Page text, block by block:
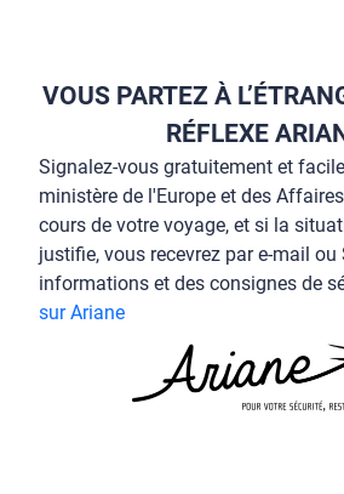
VOUS PARTEZ À
RÉFLEXE
Signalez-vous gratuitement et
ministère de l'Europe et des
cours de votre voyage, et si la
justifie, vous recevrez par e-mail ou
informations et des consignes de
sur Ariane